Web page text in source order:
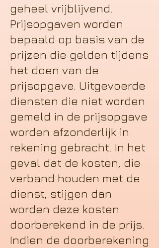
geheel vrijblijvend.
Prijsopgaven worden
bepaald op basis van de
prijzen die gelden tijdens
het doen van de
prijsopgave. Uitgevoerde
diensten die niet worden
gemeld in de prijsopgave
worden afzonderlijk in
rekening gebracht. In het
geval dat de kosten, die
verband houden met de
dienst, stijgen dan
worden deze kosten
doorberekend in de prijs.
Indien de doorberekening